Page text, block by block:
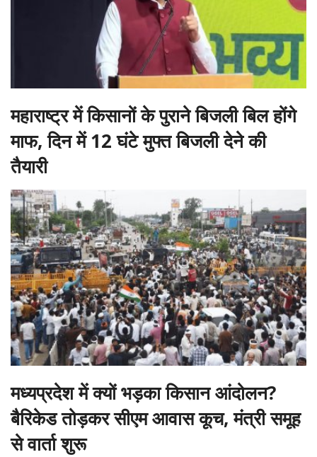
महाराष्ट्र में किसानों के पुराने बिजली बिल होंगे
माफ, दिन में 12 घंटे मुफ्त बिजली देने की
तैयारी
मध्यप्रदेश में क्यों भड़का किसान आंदोलन?
बैरिकेड तोड़कर सीएम आवास कूच, मंत्री समूह
से वार्ता शुरू